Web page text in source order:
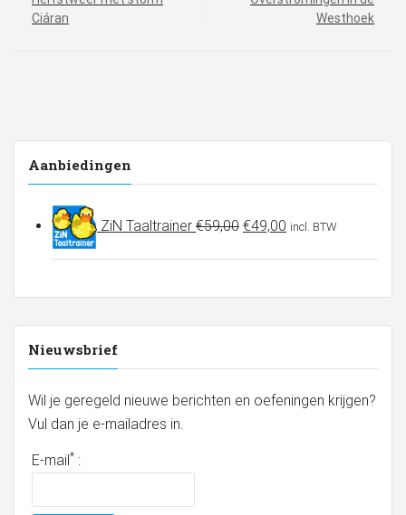
Ciáran
Westhoek
Aanbiedingen
ZiN Taaltrainer €59,00
prijs
was:
€49,00
prijs
is:
incl. BTW
Nieuwsbrief
Wil je geregeld nieuwe berichten en oefeningen krijgen?
Vul dan je e-mailadres in.
E-mail* :